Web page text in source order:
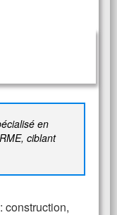
en
ciblant
construction,